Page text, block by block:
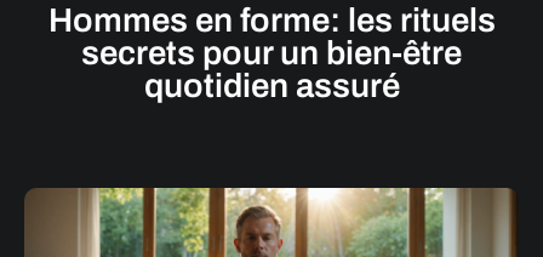
Hommes en forme: les rituels
secrets pour un bien-être
quotidien assuré